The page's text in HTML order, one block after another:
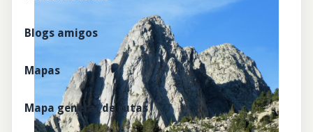
Blogs amigos
Mapas
Mapa general de rutas